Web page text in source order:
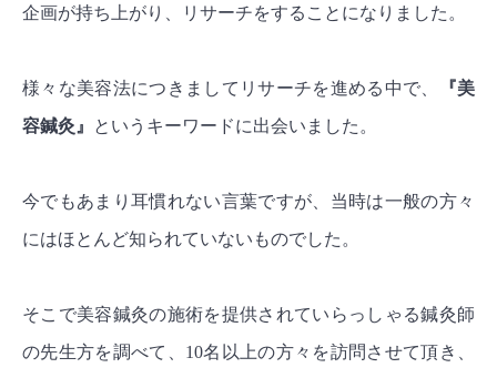
企画が持ち上がり、リサーチをすることになりました。
様々な美容法につきましてリサーチを進める中で、
『美
容鍼灸』
というキーワードに出会いました。
今でもあまり耳慣れない言葉ですが、当時は一般の方々
にはほとんど知られていないものでした。
そこで美容鍼灸の施術を提供されていらっしゃる鍼灸師
の先生方を調べて、10名以上の方々を訪問させて頂き、